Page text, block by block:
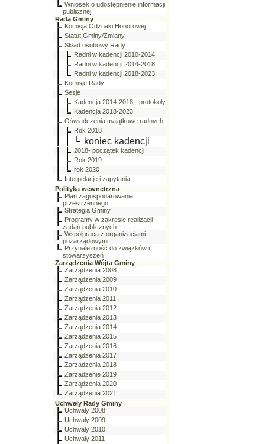
Wniosek o udostępnienie informacji
publicznej
Rada Gminy
Komisja Odznaki Honorowej
Statut Gminy/Zmiany
Skład osobowy Rady
Radni w kadencji 2010-2014
Radni w kadencji 2014-2018
Radni w kadencji 2018-2023
Komisje Rady
Sesje
Kadencja 2014-2018 - protokoły
Kadencja 2018-2023
Oświadczenia majątkowe radnych
Rok 2018
koniec kadencji
2018- początek kadencji
Rok 2019
rok 2020
Interpelacje i zapytania
Polityka wewnętrzna
Plan zagospodarowania
przestrzennego
Strategia Gminy
Programy w zakresie realizacji
zadań publicznych
Współpraca z organizacjami
pozarządowymi
Przynależność do związków i
stowarzyszeń
Zarządzenia Wójta Gminy
Zarządzenia 2008
Zarządzenia 2009
Zarządzenia 2010
Zarządzenia 2011
Zarządzenia 2012
Zarządzenia 2013
Zarządzenia 2014
Zarządzenia 2015
Zarządzenia 2016
Zarządzenia 2017
Zarzadzenia 2018
Zarzadzenie 2019
Zarządzenia 2020
Zarządzenia 2021
Uchwały Rady Gminy
Uchwały 2008
Uchwały 2009
Uchwały 2010
Uchwały 2011